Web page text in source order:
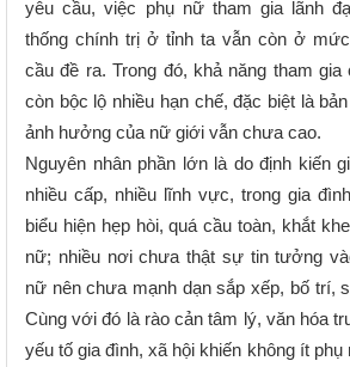
yêu cầu, việc phụ nữ tham gia lãnh
thống chính trị ở tỉnh ta vẫn còn ở
cầu đề ra. Trong đó, khả năng tham
còn bộc lộ nhiều hạn chế, đặc biệt là
ảnh hưởng của nữ giới vẫn chưa cao.
Nguyên nhân phần lớn là do định kiến
nhiều cấp, nhiều lĩnh vực, trong gia
biểu hiện hẹp hòi, quá cầu toàn, khắt
nữ; nhiều nơi chưa thật sự tin tưởng
nữ nên chưa mạnh dạn sắp xếp, bố trí,
Cùng với đó là rào cản tâm lý, văn hóa
yếu tố gia đình, xã hội khiến không ít